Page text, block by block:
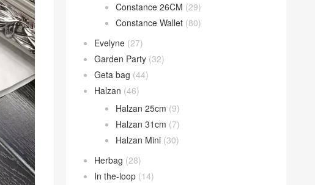
Constance 26CM (29)
Constance Wallet (80)
Evelyne (27)
Garden Party (32)
Geta bag (44)
Halzan (46)
Halzan 25cm (9)
Halzan 31cm (7)
Halzan Mini (30)
Herbag (28)
In the-loop (14)